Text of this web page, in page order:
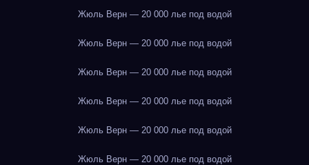
Жюль Верн — 20 000 лье под водой
Жюль Верн — 20 000 лье под водой
Жюль Верн — 20 000 лье под водой
Жюль Верн — 20 000 лье под водой
Жюль Верн — 20 000 лье под водой
Жюль Верн — 20 000 лье под водой